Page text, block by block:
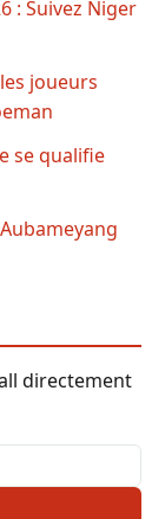
: Suivez Niger
joueurs
se qualifie
directement